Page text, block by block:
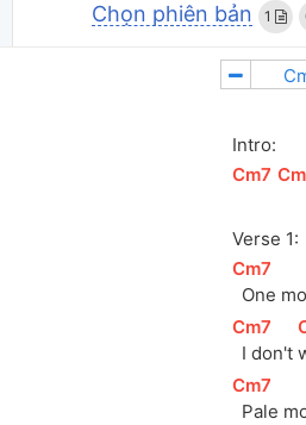
Chọn phiên bản 1
Intro:
[
Cm7 ]
[
Verse 1:
[
Cm7
  One mo
[
Cm7
  I don't
[
[
Cm7
Pale